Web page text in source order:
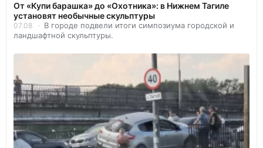
От «Купи барашка» до «Охотника»: в Нижнем Тагиле
установят необычные скульптуры
07.08
В городе подвели итоги симпозиума городской и
ландшафтной скульптуры.